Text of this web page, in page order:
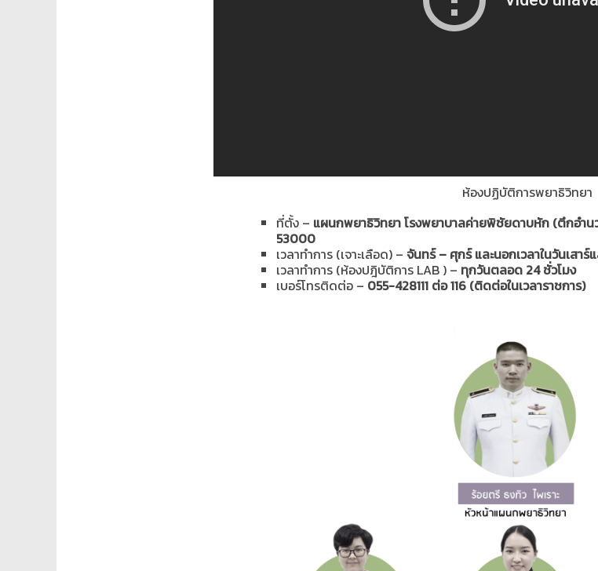
ห้องปฏิบัติการพยาธิวิทยา
ที่ตั้ง – แผนกพยาธิวิทยา โรงพยาบาลค่ายพิชัยดาบหัก (ตึกอำน
53000
เวลาทำการ (เจาะเลือด) – จันทร์ – ศุกร์ และนอกเวลาในวันเสา
เวลาทำการ (ห้องปฎิบัติการ LAB ) – ทุกวันตลอด 24 ชั่วโมง
เบอร์โทรติดต่อ – 055-428111 ต่อ 116 (ติดต่อในเวลาราชการ)